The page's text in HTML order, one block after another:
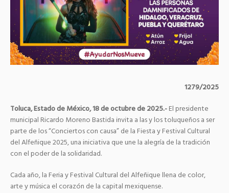
1279/2025
Toluca, Estado de México, 18 de octubre de 2025.-El presidente
municipal Ricardo Moreno Bastida invita a las y los toluqueños a ser
parte de los “Conciertos con causa” de la Fiesta y Festival Cultural
del Alfeñique 2025, una iniciativa que une la alegría de la tradición
con el poder de la solidaridad.
Cada año, la Feria y Festival Cultural del Alfeñique llena de color,
arte y música el corazón de la capital mexiquense.